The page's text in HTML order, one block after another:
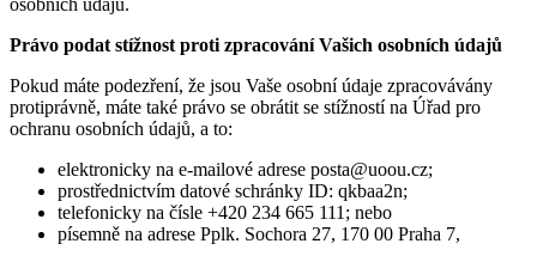
Právo podat stížnost proti zpracování Vašich osobních údajů
Pokud máte podezření, že jsou Vaše osobní údaje zpracovávány
protiprávně, máte také právo se obrátit se stížností na Úřad pro
ochranu osobních údajů, a to:
elektronicky na e-mailové adrese posta@uoou.cz;
prostřednictvím datové schránky ID: qkbaa2n;
telefonicky na čísle +420 234 665 111; nebo
písemně na adrese Pplk. Sochora 27, 170 00 Praha 7,